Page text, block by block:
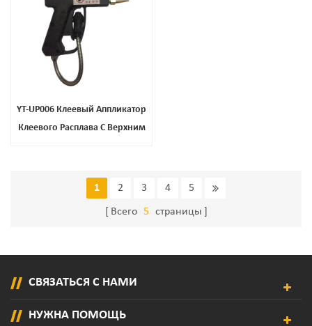
YT-UP006 Клеевый Аппликатор
Клеевого Расплава С Верхним
1 2 3 4 5
Всего 5 страницы
СВЯЗАТЬСЯ С НАМИ
НУЖНА ПОМОЩЬ